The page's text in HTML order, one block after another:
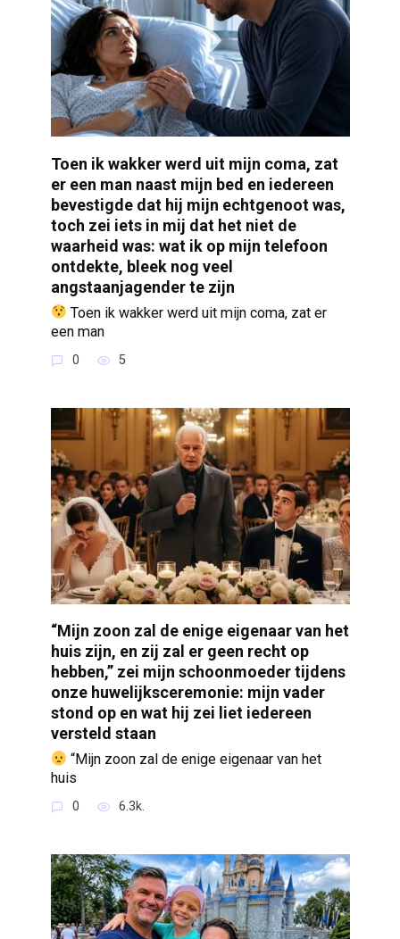
Toen ik wakker werd uit mijn coma, zat
er een man naast mijn bed en iedereen
bevestigde dat hij mijn echtgenoot was,
toch zei iets in mij dat het niet de
waarheid was: wat ik op mijn telefoon
ontdekte, bleek nog veel
angstaanjagender te zijn
Toen ik wakker werd uit mijn coma, zat er
een man
0 5
“Mijn zoon zal de enige eigenaar van het
huis zijn, en zij zal er geen recht op
hebben,” zei mijn schoonmoeder tijdens
onze huwelijksceremonie: mijn vader
stond op en wat hij zei liet iedereen
versteld staan
“Mijn zoon zal de enige eigenaar van het
huis
0 6.3k.